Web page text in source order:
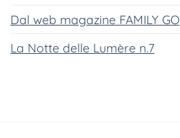
Dal web magazine FAMILY GO
La Notte delle Lumère n.7